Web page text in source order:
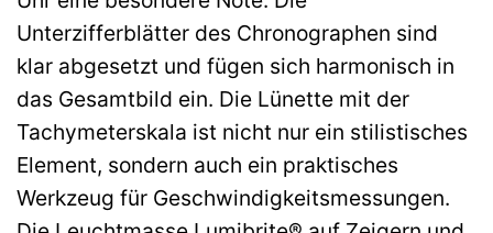
Unterzifferblätter des Chronographen sind
klar abgesetzt und fügen sich harmonisch in
das Gesamtbild ein. Die Lünette mit der
Tachymeterskala ist nicht nur ein stilistisches
Element, sondern auch ein praktisches
Werkzeug für Geschwindigkeitsmessungen.